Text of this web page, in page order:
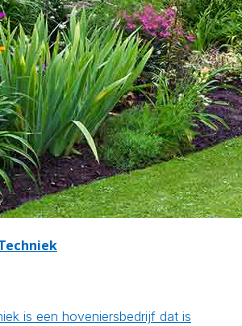
is een hoveniersbedrijf dat is